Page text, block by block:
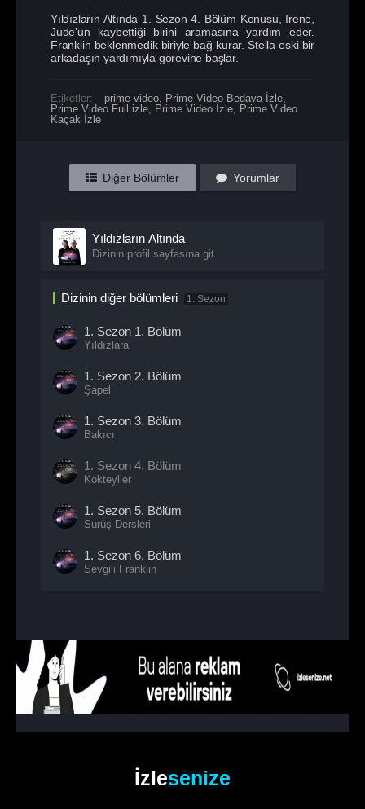
Yıldızların Altında 1. Sezon 4. Bölüm Konusu, Irene,
Jude'un kaybettiği birini aramasına yardım eder.
Franklin beklenmedik biriyle bağ kurar. Stella eski bir
arkadaşın yardımıyla görevine başlar.
Etiketler: prime video Prime Video Bedava İzle
Prime Video Full izle Prime Video İzle Prime Video
Kaçak İzle
Diğer Bölümler Yorumlar
Yıldızların Altında
Dizinin profil sayfasına git
Dizinin diğer bölümleri 1. Sezon
1. Sezon 1. Bölüm
Yıldızlara
1. Sezon 2. Bölüm
Şapel
1. Sezon 3. Bölüm
Bakıcı
1. Sezon 4. Bölüm
Kokteyller
1. Sezon 5. Bölüm
Sürüş Dersleri
1. Sezon 6. Bölüm
Sevgili Franklin
1. Sezon8. Bölüm
İzlesenize